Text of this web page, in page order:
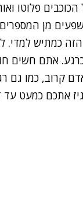
פלוטו
המספרים 8 ו – 22.
כמתיש למדי.
אתם חשים
קרוב, כמו גם
אתכם כמעט עד